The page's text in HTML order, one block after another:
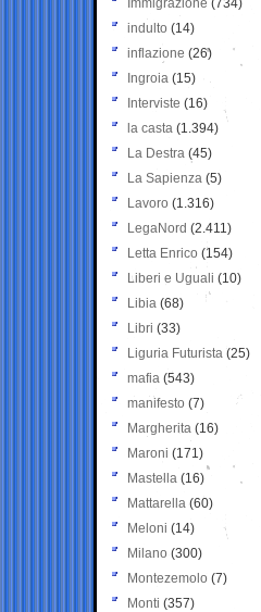
Immigrazione (734)
indulto (14)
inflazione (26)
Ingroia (15)
Interviste (16)
la casta (1.394)
La Destra (45)
La Sapienza (5)
Lavoro (1.316)
LegaNord (2.411)
Letta Enrico (154)
Liberi e Uguali (10)
Libia (68)
Libri (33)
Liguria Futurista (25)
mafia (543)
manifesto (7)
Margherita (16)
Maroni (171)
Mastella (16)
Mattarella (60)
Meloni (14)
Milano (300)
Montezemolo (7)
Monti (357)